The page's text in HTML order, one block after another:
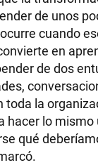
de unos
cuando
en
de dos
toda la
hacer lo mismo
qué